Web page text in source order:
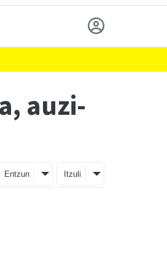
auzi-
Entzun Itzuli